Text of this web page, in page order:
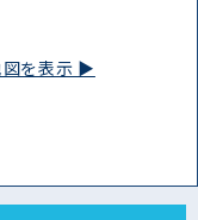
図を表示 ▶︎